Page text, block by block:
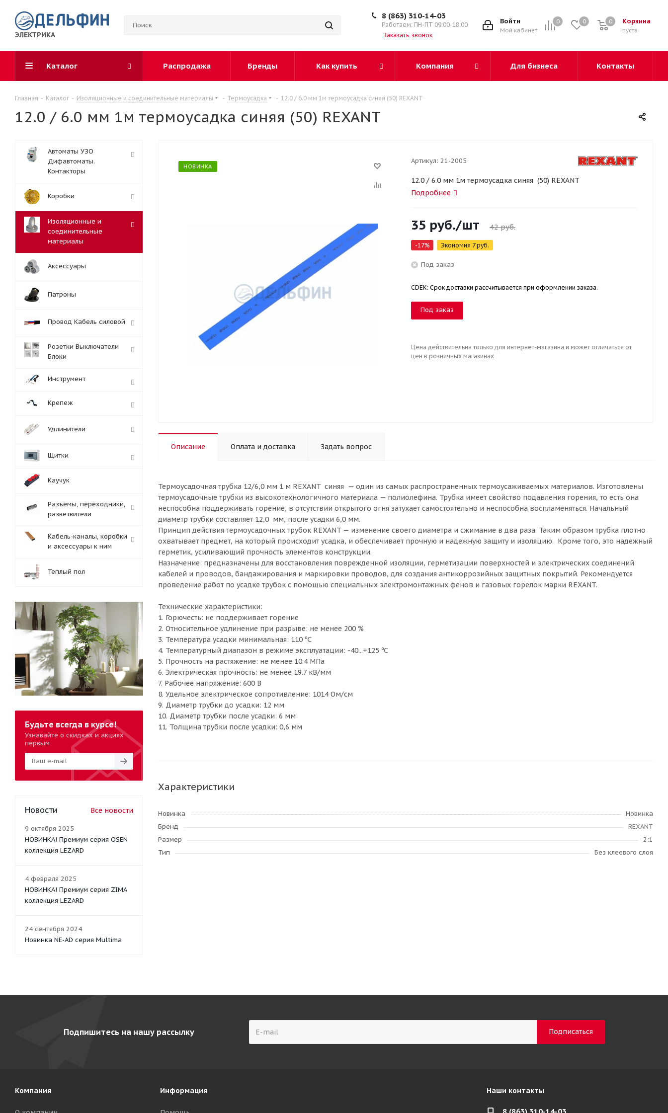
ЭЛЕКТРИКА
0 0 Корзина
пуста
0
Войти
Мой кабинет
8 (863) 310-14-03
Работаем: ПН-ПТ 09:00-18:00
Заказать звонок
Каталог Распродажа Бренды Как купить Компания Для бизнеса Контакты
Главная - Каталог - Изоляционные и соединительные материалы - Термоусадка - 12.0 / 6.0 мм 1м термоусадка синяя (50) REXANT
12.0 / 6.0 мм 1м термоусадка синяя (50) REXANT
НОВИНКА
Артикул: 21-2005
12.0 / 6.0 мм 1м термоусадка синяя (50) REXANT
Подробнее
35 руб./шт 42руб.
-17% Экономия 7руб.
Под заказ
CDEK: Срок доставки рассчитывается при оформлении заказа.
Под заказ
Цена действительна только для интернет-магазина и может отличаться от
цен в розничных магазинах
Описание Оплата и доставка Задать вопрос
Термоусадочная трубка 12/6,0 мм 1 м REXANT синяя — один из самых распространенных термоусаживаемых материалов. Изготовлены
термоусадочные трубки из высокотехнологичного материала — полиолефина. Трубка имеет свойство подавления горения, то есть она
неспособна поддерживать горение, в отсутствии открытого огня затухает самостоятельно и неспособна воспламеняться. Начальный
диаметр трубки составляет 12,0 мм, после усадки 6,0 мм.
Принцип действия термоусадочных трубок REXANT — изменение своего диаметра и сжимание в два раза. Таким образом трубка плотно
охватывает предмет, на который происходит усадка, и обеспечивает прочную и надежную защиту и изоляцию. Кроме того, это надежный
герметик, усиливающий прочность элементов конструкции.
Назначение: предназначены для восстановления поврежденной изоляции, герметизации поверхностей и электрических соединений
кабелей и проводов, бандажирования и маркировки проводов, для создания антикоррозийных защитных покрытий. Рекомендуется
проведение работ по усадке трубок с помощью специальных электромонтажных фенов и газовых горелок марки REXANT.
Технические характеристики:
1. Горючесть: не поддерживает горение
2. Относительное удлинение при разрыве: не менее 200 %
3. Температура усадки минимальная: 110 ℃
4. Температурный диапазон в режиме эксплуатации: -40...+125 ℃
5. Прочность на растяжение: не менее 10.4 МПа
6. Электрическая прочность: не менее 19.7 кВ/мм
7. Рабочее напряжение: 600 В
8. Удельное электрическое сопротивление: 1014 Ом/см
9. Диаметр трубки до усадки: 12 мм
10. Диаметр трубки после усадки: 6 мм
11. Толщина трубки после усадки: 0,6 мм
Характеристики
Новинка
Новинка
Бренд
REXANT
Размер
2:1
Тип
Без клеевого слоя
Автоматы УЗО
Дифавтоматы.
Контакторы
Коробки
Изоляционные и
соединительные
материалы
Аксессуары
Патроны
Провод Кабель силовой
Розетки Выключатели
Блоки
Инструмент
Крепеж
Удлинители
Щитки
Каучук
Разъемы, переходники,
разветвители
Кабель-каналы, коробки
и аксессуары к ним
Теплый пол
Будьте всегда в курсе!
Узнавайте о скидках и акциях
первым
Новости Все новости
9 октября 2025
НОВИНКА! Премиум серия OSEN
коллекция LEZARD
4 февраля 2025
НОВИНКА! Премиум серия ZIMA
коллекция LEZARD
24 сентября 2024
Новинка NE-AD серия Multima
Подпишитесь на нашу рассылку
Компания Информация Наши контакты